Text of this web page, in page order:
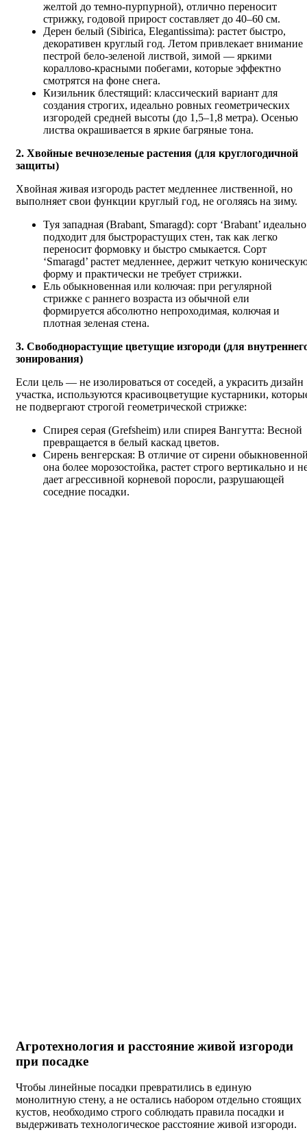
желтой до темно-пурпурной), отлично переносит
стрижку, годовой прирост составляет до 40–60 см.
Дерен белый (Sibirica, Elegantissima): растет быстро,
декоративен круглый год. Летом привлекает внимание
пестрой бело-зеленой листвой, зимой — яркими
кораллово-красными побегами, которые эффектно
смотрятся на фоне снега.
Кизильник блестящий: классический вариант для
создания строгих, идеально ровных геометрических
изгородей средней высоты (до 1,5–1,8 метра). Осенью
листва окрашивается в яркие багряные тона.
2. Хвойные вечнозеленые растения (для круглогодичной
защиты)
Хвойная живая изгородь растет медленнее лиственной, но
выполняет свои функции круглый год, не оголяясь на зиму.
Туя западная (Brabant, Smaragd): сорт ‘Brabant’ идеально
подходит для быстрорастущих стен, так как легко
переносит формовку и быстро смыкается. Сорт
‘Smaragd’ растет медленнее, держит четкую
форму и практически не требует стрижки.
Ель обыкновенная или колючая: при регулярной
стрижке с раннего возраста из обычной ели
формируется абсолютно непроходимая, колючая и
плотная зеленая стена.
3. Свободнорастущие цветущие изгороди (для
зонирования)
Если цель — не изолироваться от соседей, а украсить дизайн
участка, используются красивоцветущие кустарники,
не подвергают строгой геометрической стрижке:
Спирея серая (Grefsheim) или спирея Вангутта: Весной
превращается в белый каскад цветов.
Сирень венгерская: В отличие от сирени
она более морозостойка, растет строго вертикально и
дает агрессивной корневой поросли, разрушающей
соседние посадки.
Агротехнология и расстояние живой изгороди
при посадке
Чтобы линейные посадки превратились в единую
монолитную стену, а не остались набором отдельно стоящих
кустов, необходимо строго соблюдать правила посадки и
выдерживать технологическое расстояние живой изгороди.